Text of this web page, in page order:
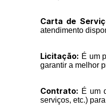
Carta de
atendimento
Licitação: É um
garantir a melhor
Contrato: É um
serviços, etc.)